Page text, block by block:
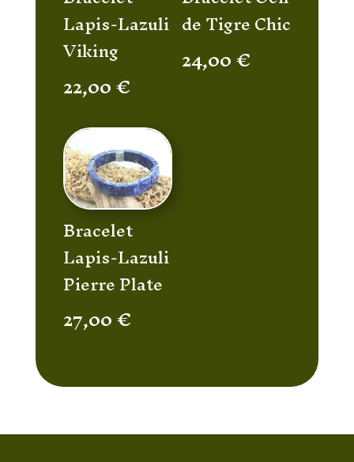
Lapis-Lazuli
Viking
22,00€
de Tigre Chic
24,00€
Bracelet
Lapis-Lazuli
Pierre Plate
27,00€